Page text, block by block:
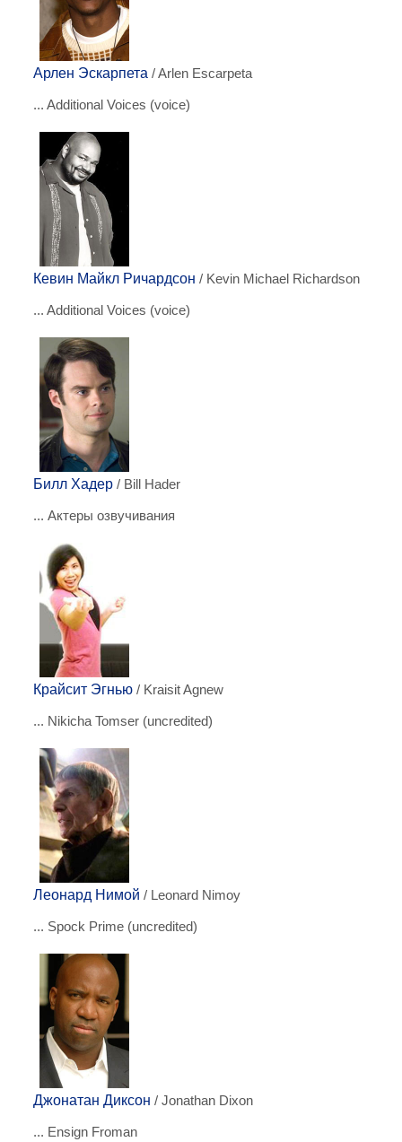
Арлен Эскарпета / Arlen Escarpeta
... Additional Voices (voice)
Кевин Майкл Ричардсон / Kevin Michael Richardson
... Additional Voices (voice)
Билл Хадер / Bill Hader
... Актеры озвучивания
Крайсит Эгнью / Kraisit Agnew
... Nikicha Tomser (uncredited)
Леонард Нимой / Leonard Nimoy
... Spock Prime (uncredited)
Джонатан Диксон / Jonathan Dixon
... Ensign Froman